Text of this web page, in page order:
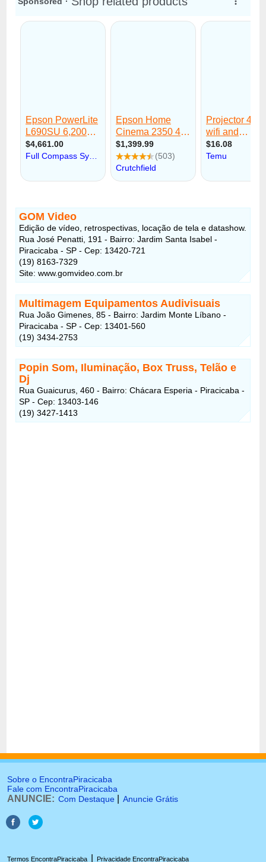
GOM Video
Edição de vídeo, retrospectivas, locação de tela e datashow.
Rua José Penatti, 191 - Bairro: Jardim Santa Isabel -
Piracicaba - SP - Cep: 13420-721
(19) 8163-7329
Site: www.gomvideo.com.br
Multimagem Equipamentos Audivisuais
Rua João Gimenes, 85 - Bairro: Jardim Monte Líbano -
Piracicaba - SP - Cep: 13401-560
(19) 3434-2753
Popin Som, Iluminação, Box Truss, Telão e
Dj
Rua Guaicurus, 460 - Bairro: Chácara Esperia - Piracicaba -
SP - Cep: 13403-146
(19) 3427-1413
Sobre o EncontraPiracicaba
Fale com EncontraPiracicaba
ANUNCIE: Com Destaque Anuncie Grátis
Termos EncontraPiracicaba Privacidade EncontraPiracicaba